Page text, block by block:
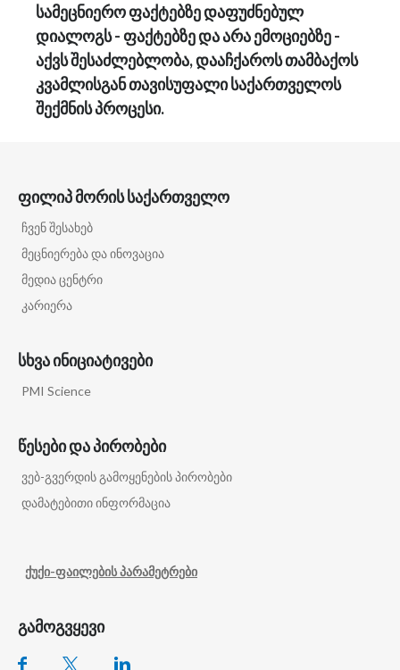
სამეცნიერო ფაქტებზე დაფუძნებულ
დიალოგს - ფაქტებზე და არა ემოციებზე -
აქვს შესაძლებლობა, დააჩქაროს თამბაქოს
კვამლისგან თავისუფალი საქართველოს
შექმნის პროცესი.
ფილიპ მორის საქართველო
ჩვენ შესახებ
მეცნიერება და ინოვაცია
მედია ცენტრი
კარიერა
სხვა ინიციატივები
PMI Science
წესები და პირობები
ვებ-გვერდის გამოყენების პირობები
დამატებითი ინფორმაცია
ქუქი-ფაილების პარამეტრები
გამოგვყევი